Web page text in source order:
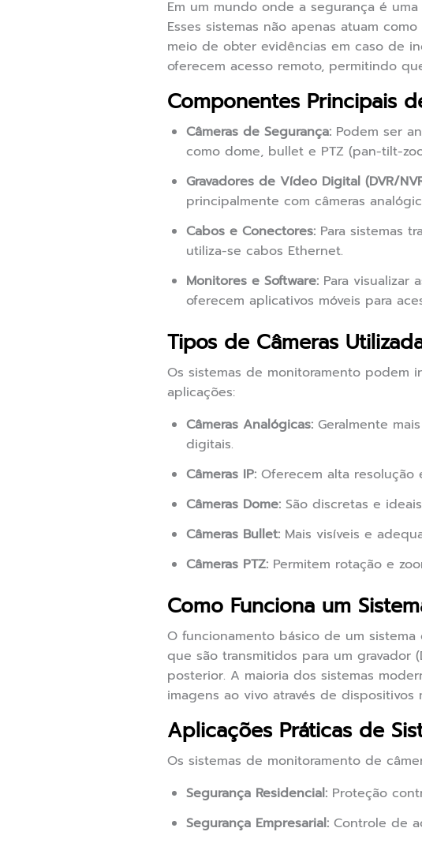
Em um mundo onde a segurança é
Esses sistemas não apenas atuam
meio de obter evidências em caso de
oferecem acesso remoto, permitindo
Componentes Principais
Câmeras de Segurança: Podem ser
como dome, bullet e PTZ (pan-tilt-
Gravadores de Vídeo Digital (DVR/
principalmente com câmeras
Cabos e Conectores: Para sistemas
utiliza-se cabos Ethernet.
Monitores e Software: Para visualizar
oferecem aplicativos móveis para
Tipos de Câmeras
Os sistemas de monitoramento podem
aplicações:
Câmeras Analógicas: Geralmente
digitais.
Câmeras IP: Oferecem alta
Câmeras Dome: São discretas e
Câmeras Bullet: Mais visíveis e
Câmeras PTZ: Permitem rotação e
Como Funciona um
O funcionamento básico de um
que são transmitidos para um gravador
posterior. A maioria dos sistemas
imagens ao vivo através de dispositivos
Aplicações Práticas de
Os sistemas de monitoramento de
Segurança Residencial: Proteção
Segurança Empresarial: Controle de